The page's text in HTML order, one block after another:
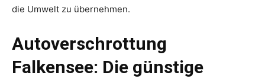
die Umwelt zu übernehmen.
Autoverschrottung
Falkensee: Die günstige